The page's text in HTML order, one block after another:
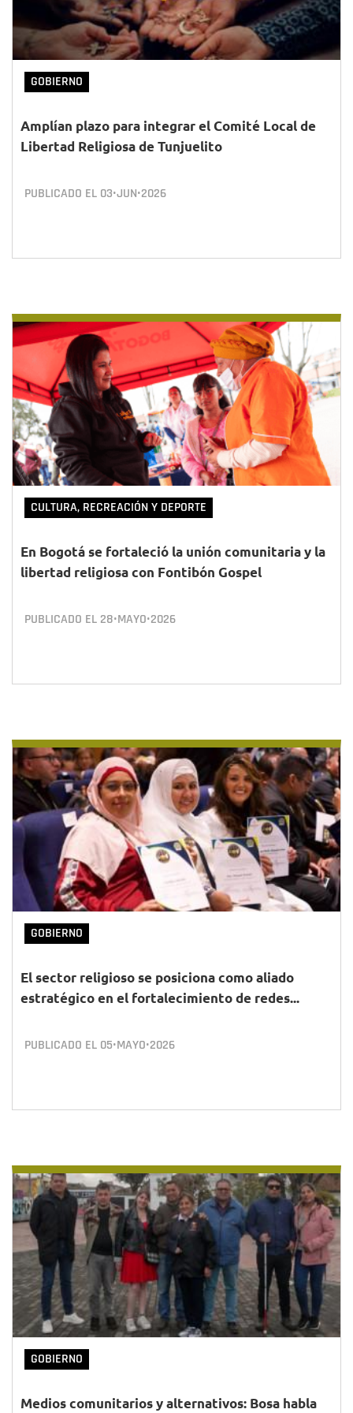
GOBIERNO
Amplían plazo para integrar el Comité Local de
Libertad Religiosa de Tunjuelito
PUBLICADO EL 03•JUN•2026
CULTURA, RECREACIÓN Y DEPORTE
En Bogotá se fortaleció la unión comunitaria y la
libertad religiosa con Fontibón Gospel
PUBLICADO EL 28•MAYO•2026
GOBIERNO
El sector religioso se posiciona como aliado
estratégico en el fortalecimiento de redes...
PUBLICADO EL 05•MAYO•2026
GOBIERNO
Medios comunitarios y alternativos: Bosa habla